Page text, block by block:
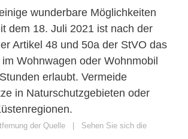
wunderbare Möglichkeiten
dem 18. Juli 2021 ist nach der
Artikel 48 und 50a der StVO das
Wohnwagen oder Wohnmobil
erlaubt. Vermeide
in Naturschutzgebieten oder
der Quelle | Sehen Sie sich die